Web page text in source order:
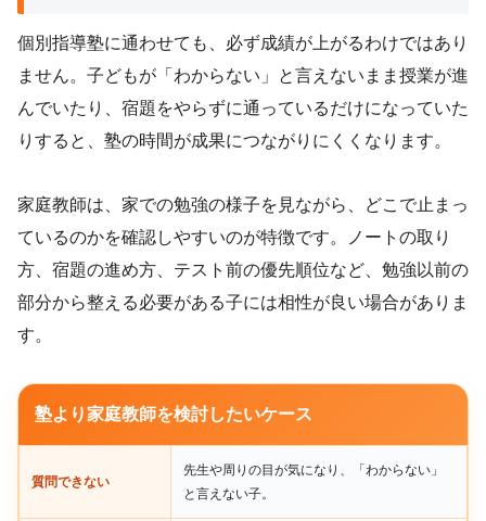
個別指導塾に通わせても、必ず成績が上がるわけではあり
ません。子どもが「わからない」と言えないまま授業が進
んでいたり、宿題をやらずに通っているだけになっていた
りすると、塾の時間が成果につながりにくくなります。
家庭教師は、家での勉強の様子を見ながら、どこで止まっ
ているのかを確認しやすいのが特徴です。ノートの取り
方、宿題の進め方、テスト前の優先順位など、勉強以前の
部分から整える必要がある子には相性が良い場合がありま
す。
塾より家庭教師を検討したいケース
質問できない
先生や周りの目が気になり、「わからない」
と言えない子。